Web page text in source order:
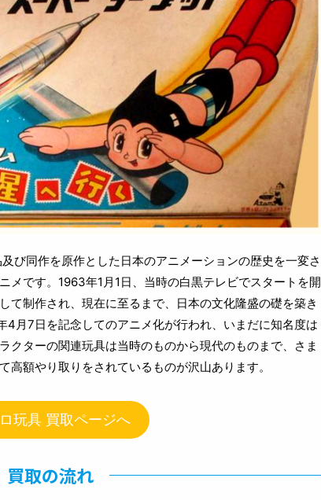
び同作を原作とした日本のアニメーションの歴史を一変さ
メです。1963年1月1日、当時の白黒テレビでスタートを開
て制作され、現在に至るまで、日本の文化隆盛の礎を築き
月7日を記念してのアニメ化が行われ、いまだに知名度は
クターの関連玩具は当時のものから現代のものまで、さま
額やり取りをされているものが沢山あります。
玩具 買取ページへ
買取の流れ